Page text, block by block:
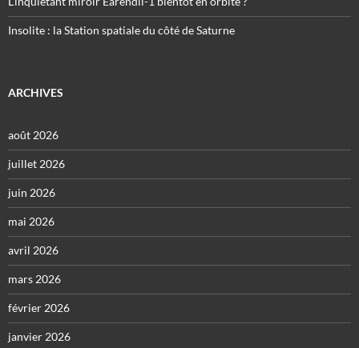
Insolite : la Station spatiale du côté de Saturne
ARCHIVES
août 2026
juillet 2026
juin 2026
mai 2026
avril 2026
mars 2026
février 2026
janvier 2026